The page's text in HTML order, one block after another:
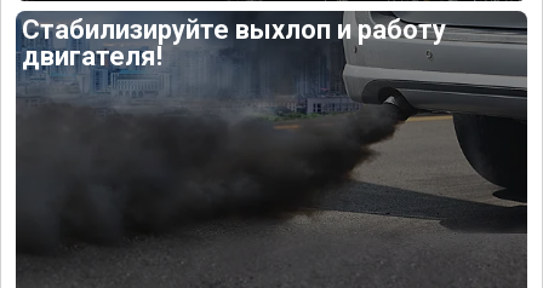
Стабилизируйте выхлоп и работу
двигателя!